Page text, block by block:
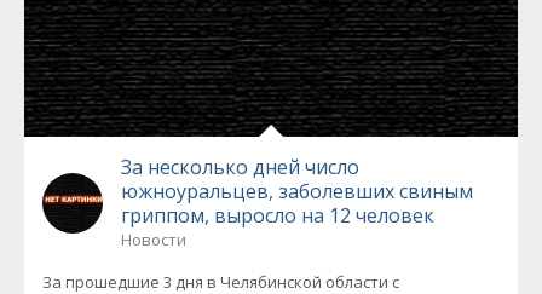
За несколько дней число
южноуральцев, заболевших свиным
гриппом, выросло на 12 человек
Новости
За прошедшие 3 дня в Челябинской области с